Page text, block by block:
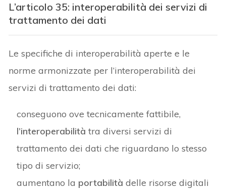
L’articolo 35: interoperabilità dei servizi di
trattamento dei dati
Le specifiche di interoperabilità aperte e le
norme armonizzate per l’interoperabilità dei
servizi di trattamento dei dati:
conseguono ove tecnicamente fattibile,
l’interoperabilità tra diversi servizi di
trattamento dei dati che riguardano lo stesso
tipo di servizio;
aumentano la portabilità delle risorse digitali